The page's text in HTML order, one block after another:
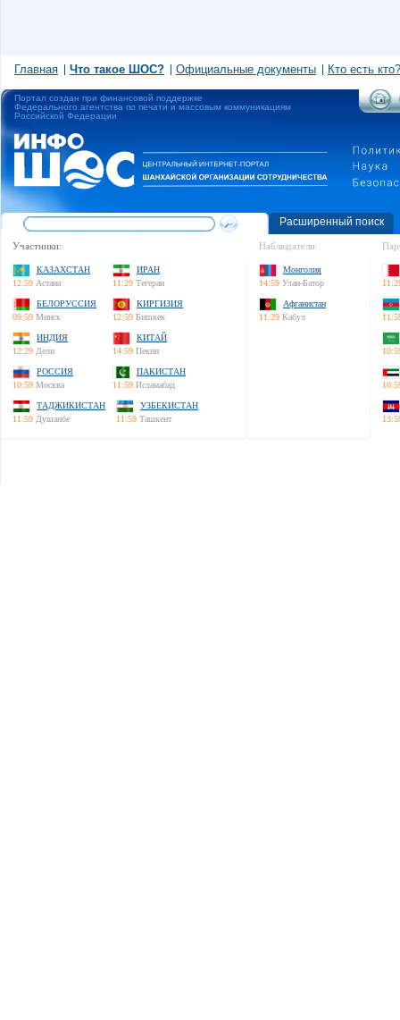
Главная Что такое ШОС? Официальные документы Кто есть кто?
Портал создан при финансовой поддержке
Федерального агентства по печати и массовым коммуникациям
Российской Федерации
Расширенный поиск
Участники:
КАЗАХСТАН
12:59 Астана
ИРАН
11:29 Тегеран
БЕЛОРУССИЯ
09:59 Минск
КИРГИЗИЯ
12:59 Бишкек
ИНДИЯ
12:29 Дели
КИТАЙ
14:59 Пекин
РОССИЯ
10:59 Москва
ПАКИСТАН
11:59 Исламабад
ТАДЖИКИСТАН
11:59 Душанбе
УЗБЕКИСТАН
11:59 Ташкент
Наблюдатели:
Монголия
14:59 Улан-Батор
Афганистан
11:29 Кабул